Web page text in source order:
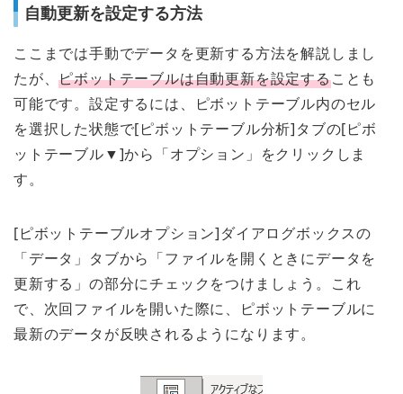
自動更新を設定する方法
ここまでは手動でデータを更新する方法を解説しまし
たが、ピボットテーブルは自動更新を設定することも
可能です。設定するには、ピボットテーブル内のセル
を選択した状態で[ピボットテーブル分析]タブの[ピボ
ットテーブル▼]から「オプション」をクリックしま
す。
[ピボットテーブルオプション]ダイアログボックスの
「データ」タブから「ファイルを開くときにデータを
更新する」の部分にチェックをつけましょう。これ
で、次回ファイルを開いた際に、ピボットテーブルに
最新のデータが反映されるようになります。